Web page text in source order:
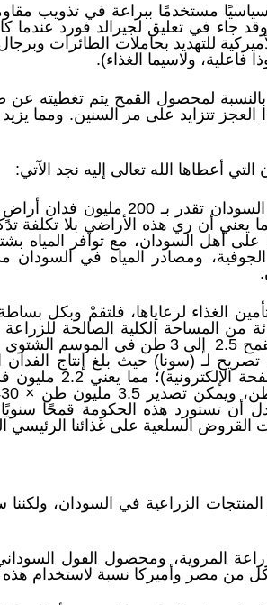
سياسيًا مستخدمًا ببراعة في تذويب
جاء في تعليق لجيرالد فورد عندما
للتهديد بحاملات الطائرات
فاعلية، ولاسيما الغذاء).‏
لمحصول القمح يتم تغطيته
العجز تتزايد على مر السنين. ومما
أعطاها الله تعالى إليه نجد الآتي:
إن الأراضي الصالحة
يعني أن ري هذه الأراضي بلا تكلفة
على أهل السودان، مع توافر المياه
ومصادر المياه في السودان
من المساحة الكلية الصالحة
الفدان في مشروع الجزيرة من القمح
سنويًا، بدل أن تستورد هذه الحكومة قمحًا
القروض السلعية على غذائنا الرئيسي
الزراعية في السودان،
المروية، ومحصول الفول
من مصر وأميركا نسبة لاستخدام هذه